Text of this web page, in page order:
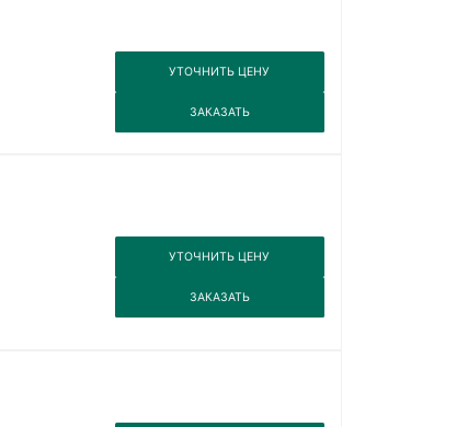
УТОЧНИТЬ ЦЕНУ
ЗАКАЗАТЬ
УТОЧНИТЬ ЦЕНУ
ЗАКАЗАТЬ